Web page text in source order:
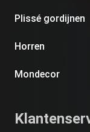
Plissé gordijnen
Horren
Mondecor